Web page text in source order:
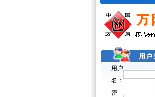
用户
名：
密